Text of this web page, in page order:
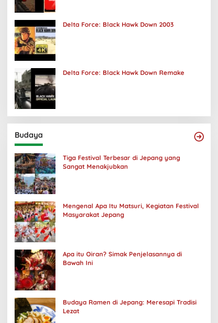
Delta Force: Black Hawk Down 2003
Delta Force: Black Hawk Down Remake
Budaya
Tiga Festival Terbesar di Jepang yang
Sangat Menakjubkan
Mengenal Apa Itu Matsuri, Kegiatan Festival
Masyarakat Jepang
Apa itu Oiran? Simak Penjelasannya di
Bawah Ini
Budaya Ramen di Jepang: Meresapi Tradisi
Lezat